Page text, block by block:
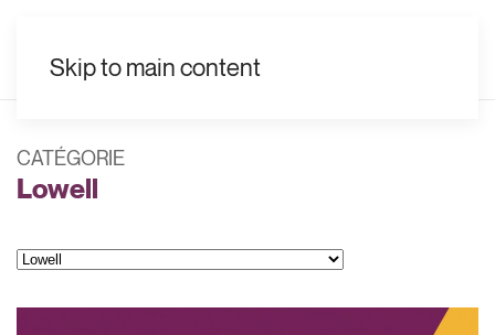
Skip to main content
CATÉGORIE
Lowell
Catégories